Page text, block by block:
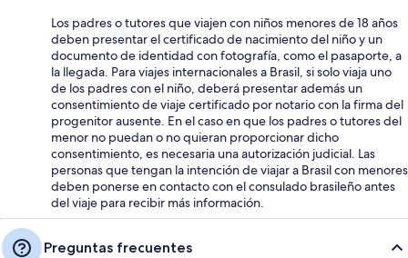
Los padres o tutores que viajen con niños menores de 18 años
deben presentar el certificado de nacimiento del niño y un
documento de identidad con fotografía, como el pasaporte, a
la llegada. Para viajes internacionales a Brasil, si solo viaja uno
de los padres con el niño, deberá presentar además un
consentimiento de viaje certificado por notario con la firma del
progenitor ausente. En el caso en que los padres o tutores del
menor no puedan o no quieran proporcionar dicho
consentimiento, es necesaria una autorización judicial. Las
personas que tengan la intención de viajar a Brasil con menores
deben ponerse en contacto con el consulado brasileño antes
del viaje para recibir más información.
Preguntas frecuentes